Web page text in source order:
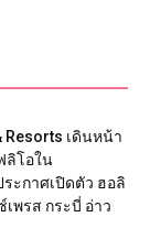
Resorts เดินหน้า
ลิโอใน
ระกาศเปิดตัว ฮอลิ
เพรส กระบี่ อ่าว